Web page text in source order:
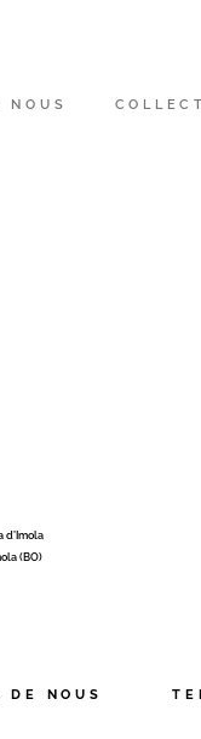
NOUS
d’Imola
(BO)
DE NOUS